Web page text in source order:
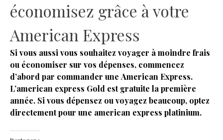
économisez grâce à votre
American Express
Si vous aussi vous souhaitez voyager à moindre frais
ou économiser sur vos dépenses, commencez
d’abord par commander une American Express.
L’american express Gold est gratuite la première
année. Si vous dépensez ou voyagez beaucoup, optez
directement pour une american express platinium.